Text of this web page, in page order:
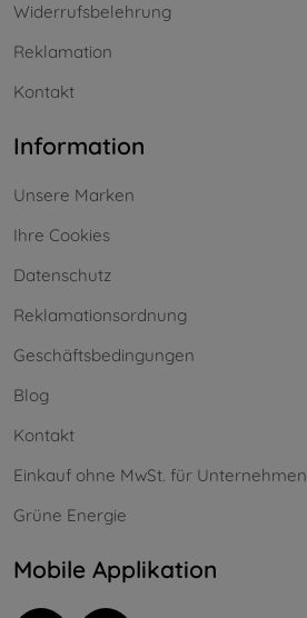
Widerrufsbelehrung
Reklamation
Kontakt
Information
Unsere Marken
Ihre Cookies
Datenschutz
Reklamationsordnung
Geschäftsbedingungen
Blog
Kontakt
Einkauf ohne MwSt. für Unternehmen
Grüne Energie
Mobile Applikation